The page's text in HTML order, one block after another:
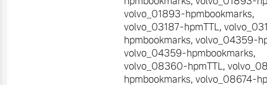
volvo_01893-hpmbookmarks,
volvo_03187-hpmTTL,
hpmbookmarks,volvo_04359-
volvo_04359-hpmbookmarks,
volvo_08360-hpmTTL,
hpmbookmarks,volvo_08674-